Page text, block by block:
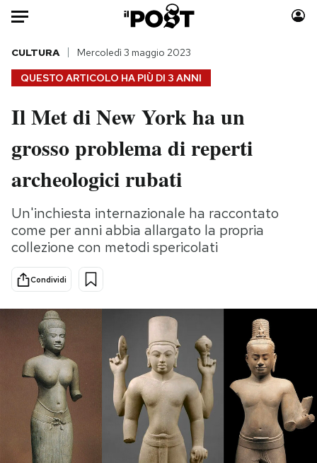
Auto
HOME
Italia
Politica
Tecnologia
Scienza
Cultura
Sport
Moda
Consumismi
Storie/Idee
Media
Europa
PODCAST
NEWSLETTER
I MIEI PREFERITI
QUESTO ARTICOLO HA PIÙ DI 3 ANNI
CULTURA Mercoledì 3 maggio 2023
Il Met di New York ha un
grosso problema di reperti
archeologici rubati
Un'inchiesta internazionale ha raccontato
come per anni abbia allargato la propria
collezione con metodi spericolati
Condividi